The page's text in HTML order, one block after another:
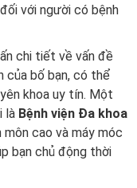
với người có bệnh
chi tiết về vấn đề
của bố bạn, có thể
khoa uy tín. Một
là Bệnh viện Đa khoa
cao và máy móc
bạn chủ động thời